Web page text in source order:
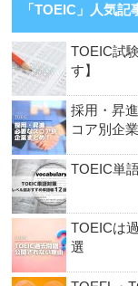
「TOEIC」人気記
TOEIC試
す】
採用・昇
コア別企
TOEIC単
TOEICは
選